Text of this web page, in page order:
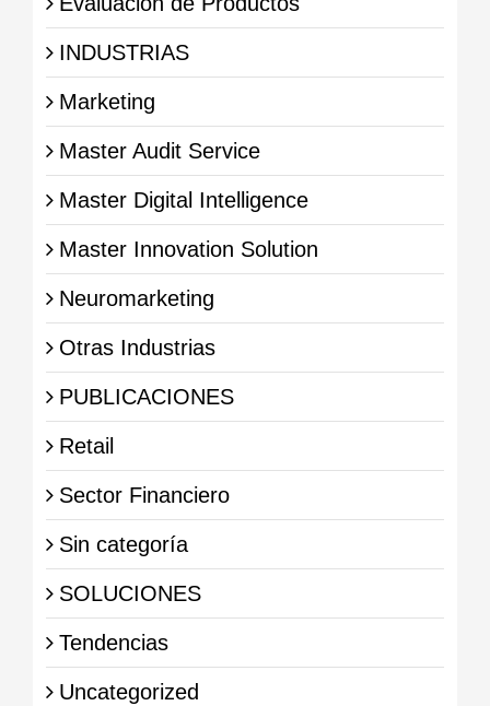
INDUSTRIAS
Marketing
Master Audit Service
Master Digital Intelligence
Master Innovation Solution
Neuromarketing
Otras Industrias
PUBLICACIONES
Retail
Sector Financiero
Sin categoría
SOLUCIONES
Tendencias
Uncategorized